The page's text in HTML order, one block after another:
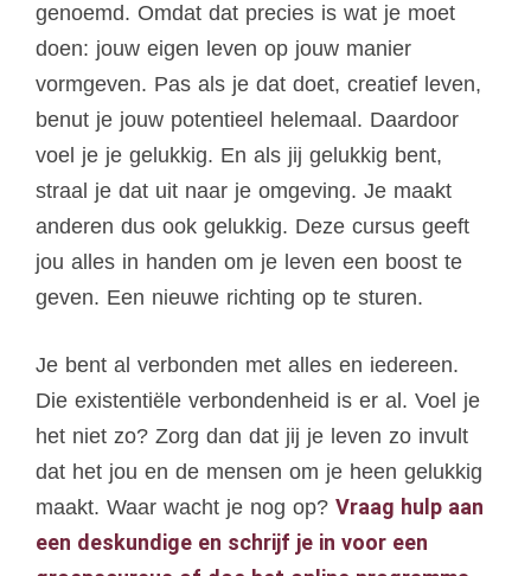
genoemd. Omdat dat precies is wat je moet
doen: jouw eigen leven op jouw manier
vormgeven. Pas als je dat doet, creatief leven,
benut je jouw potentieel helemaal. Daardoor
voel je je gelukkig. En als jij gelukkig bent,
straal je dat uit naar je omgeving. Je maakt
anderen dus ook gelukkig. Deze cursus geeft
jou alles in handen om je leven een boost te
geven. Een nieuwe richting op te sturen.
Je bent al verbonden met alles en iedereen.
Die existentiële verbondenheid is er al. Voel je
het niet zo? Zorg dan dat jij je leven zo invult
dat het jou en de mensen om je heen gelukkig
maakt. Waar wacht je nog op? Vraag hulp aan
een deskundige en schrijf je in voor een